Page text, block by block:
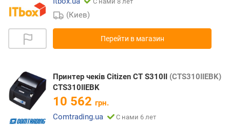
(Киев)
Перейти в магазин
Принтер чеків Citizen CT S310II (CTS310IIEBK)
CTS310IIEBK
10 562 грн.
Comtrading.ua
С нами 6 лет